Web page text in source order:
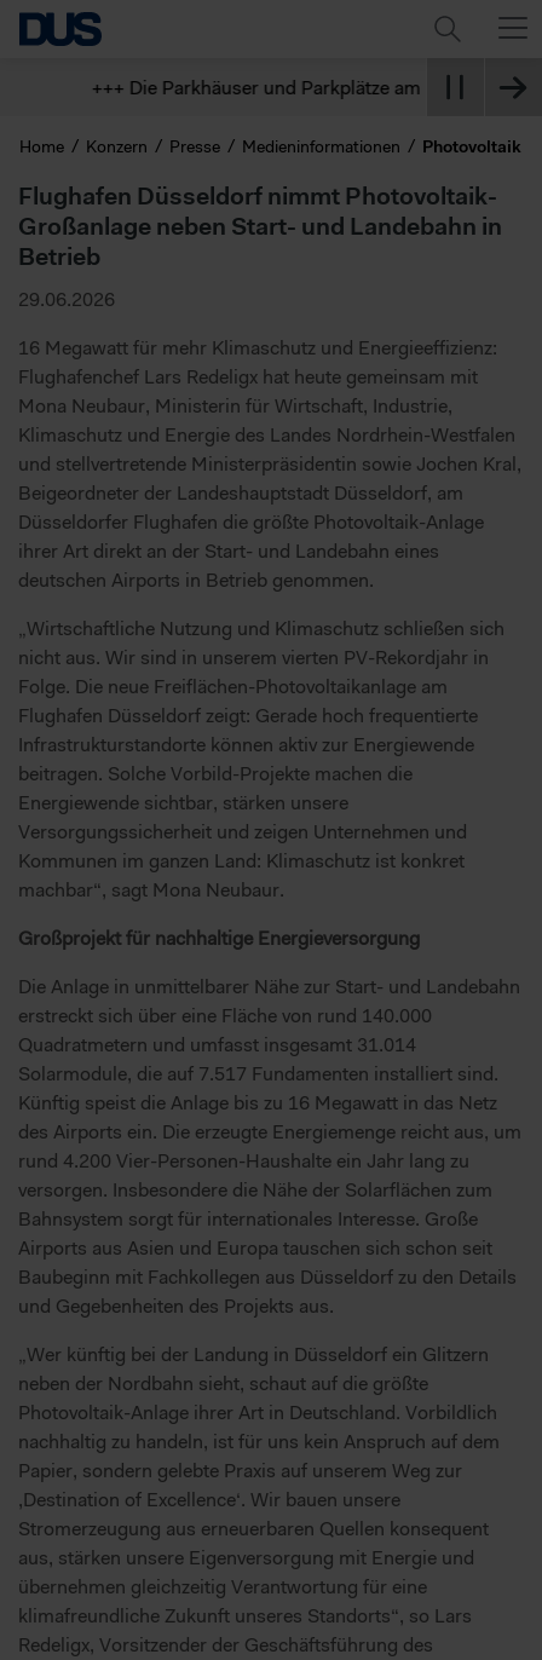
+++ Die Parkhäuser und Parkplätze am Flughafen
Home Konzern Presse Medieninformationen Photovoltaik
Flughafen Düsseldorf nimmt Photovoltaik-
Großanlage neben Start- und Landebahn in
Betrieb
29.06.2026
16 Megawatt für mehr Klimaschutz und Energieeffizienz:
Flughafenchef Lars Redeligx hat heute gemeinsam mit
Mona Neubaur, Ministerin für Wirtschaft, Industrie,
Klimaschutz und Energie des Landes Nordrhein-Westfalen
und stellvertretende Ministerpräsidentin sowie Jochen Kral,
Beigeordneter der Landeshauptstadt Düsseldorf, am
Düsseldorfer Flughafen die größte Photovoltaik-Anlage
ihrer Art direkt an der Start- und Landebahn eines
deutschen Airports in Betrieb genommen.
„Wirtschaftliche Nutzung und Klimaschutz schließen sich
nicht aus. Wir sind in unserem vierten PV-Rekordjahr in
Folge. Die neue Freiflächen-Photovoltaikanlage am
Flughafen Düsseldorf zeigt: Gerade hoch frequentierte
Infrastrukturstandorte können aktiv zur Energiewende
beitragen. Solche Vorbild-Projekte machen die
Energiewende sichtbar, stärken unsere
Versorgungssicherheit und zeigen Unternehmen und
Kommunen im ganzen Land: Klimaschutz ist konkret
machbar“, sagt Mona Neubaur.
Großprojekt für nachhaltige Energieversorgung
Die Anlage in unmittelbarer Nähe zur Start- und Landebahn
erstreckt sich über eine Fläche von rund 140.000
Quadratmetern und umfasst insgesamt 31.014
Solarmodule, die auf 7.517 Fundamenten installiert sind.
Künftig speist die Anlage bis zu 16 Megawatt in das Netz
des Airports ein. Die erzeugte Energiemenge reicht aus, um
rund 4.200 Vier-Personen-Haushalte ein Jahr lang zu
versorgen. Insbesondere die Nähe der Solarflächen zum
Bahnsystem sorgt für internationales Interesse. Große
Airports aus Asien und Europa tauschen sich schon seit
Baubeginn mit Fachkollegen aus Düsseldorf zu den Details
und Gegebenheiten des Projekts aus.
„Wer künftig bei der Landung in Düsseldorf ein Glitzern
neben der Nordbahn sieht, schaut auf die größte
Photovoltaik-Anlage ihrer Art in Deutschland. Vorbildlich
nachhaltig zu handeln, ist für uns kein Anspruch auf dem
Papier, sondern gelebte Praxis auf unserem Weg zur
,Destination of Excellence‘. Wir bauen unsere
Stromerzeugung aus erneuerbaren Quellen konsequent
aus, stärken unsere Eigenversorgung mit Energie und
übernehmen gleichzeitig Verantwortung für eine
klimafreundliche Zukunft unseres Standorts“, so Lars
Redeligx, Vorsitzender der Geschäftsführung des